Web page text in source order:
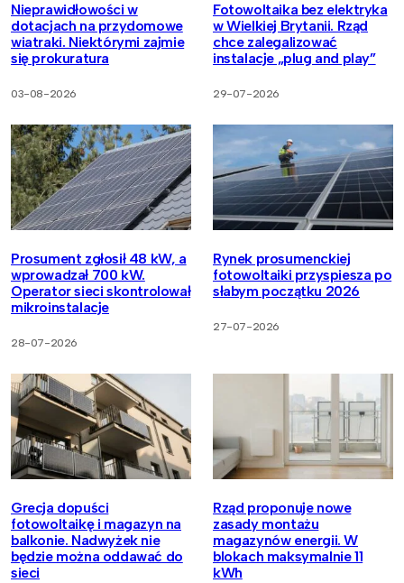
Nieprawidłowości w
dotacjach na przydomowe
wiatraki. Niektórymi zajmie
się prokuratura
03-08-2026
Fotowoltaika bez elektryka
w Wielkiej Brytanii. Rząd
chce zalegalizować
instalacje „plug and play”
29-07-2026
Prosument zgłosił 48 kW, a
wprowadzał 700 kW.
Operator sieci skontrolował
mikroinstalacje
28-07-2026
Rynek prosumenckiej
fotowoltaiki przyspiesza po
słabym początku 2026
27-07-2026
Grecja dopuści
fotowoltaikę i magazyn na
balkonie. Nadwyżek nie
będzie można oddawać do
sieci
Rząd proponuje nowe
zasady montażu
magazynów energii. W
blokach maksymalnie 11
kWh